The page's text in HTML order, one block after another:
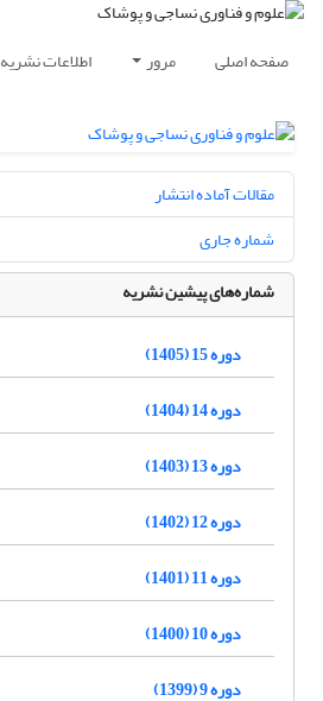
صفحه اصلی مرور اطلاعات نشریه
مقالات آماده انتشار
شماره جاری
شماره‌های پیشین نشریه
دوره 15 (1405)
دوره 14 (1404)
دوره 13 (1403)
دوره 12 (1402)
دوره 11 (1401)
دوره 10 (1400)
دوره 9 (1399)